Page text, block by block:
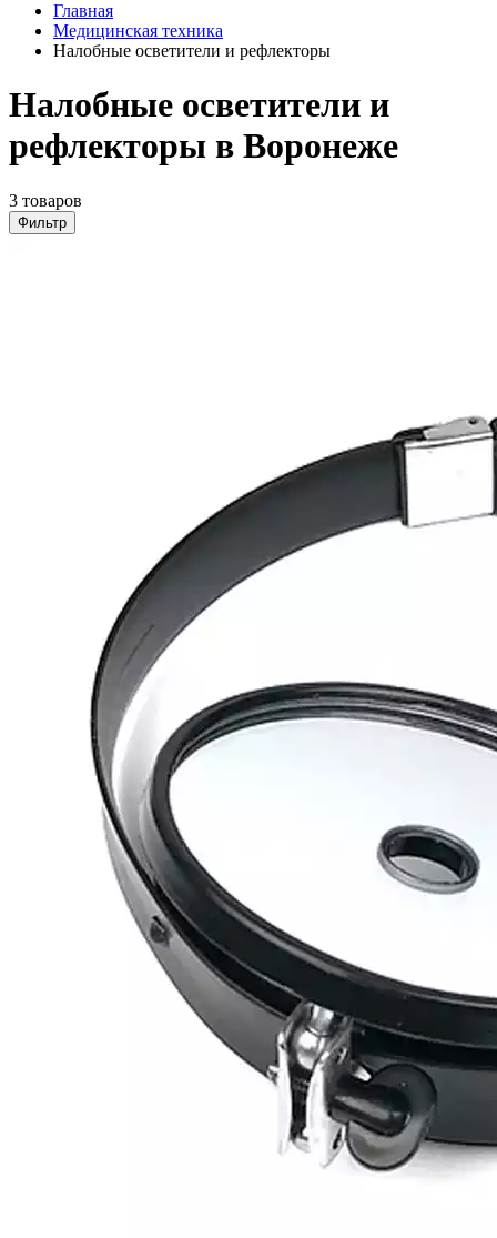
Главная
Медицинская техника
Налобные осветители и рефлекторы
Налобные осветители и
рефлекторы в Воронеже
3 товаров
Фильтр